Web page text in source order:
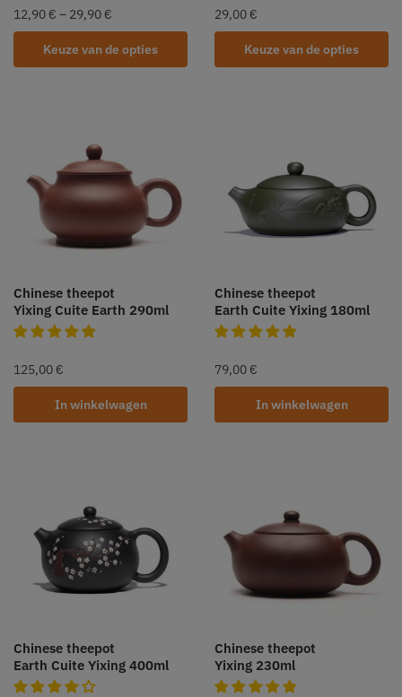
12,90 € – 29,90 €
Keuze van de opties
29,00 €
Keuze van de opties
Chinese theepot
Yixing Cuite Earth 290ml
125,00 €
In winkelwagen
Chinese theepot
Earth Cuite Yixing 180ml
79,00 €
In winkelwagen
Chinese theepot
Earth Cuite Yixing 400ml
Chinese theepot
Yixing 230ml